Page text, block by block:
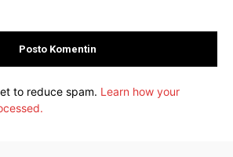
to reduce spam. Learn how your